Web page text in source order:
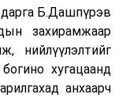
зураглалтай
дадлага зэрэг
зохион байгуулж
Б.Дашпүрэв
захирамжаар
нийлүүлэлтийг
хугацаанд
анхаарч